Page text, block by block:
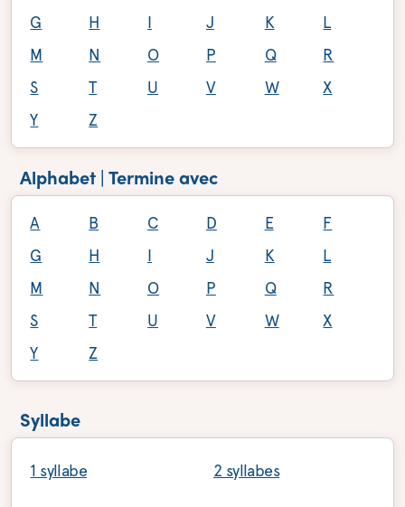
G
H I J K
L
M
N O P Q
R
S
T U V W
X
Y
Z
Alphabet | Termine avec
A B C D E
F
G
H I J K
L
M
N O P Q
R
S
T U V W
X
Y
Z
Syllabe
1 syllabe 2 syllabes